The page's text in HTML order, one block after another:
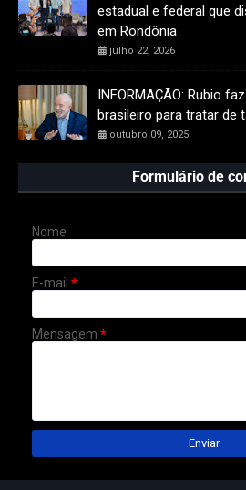
estadual e federal que
em Rondônia
julho 22, 2026
INFORMAÇÃO: Rubio
brasileiro para tratar de
outubro 09, 2025
Formulário de
Nome
E-mail *
Mensagem *